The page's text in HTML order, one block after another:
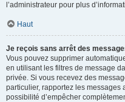
l’administrateur pour plus
Haut
Je reçois sans arrêt des
Vous pouvez supprimer
en utilisant les filtres de message
privée. Si vous recevez des
particulier, rapportez les messages
possibilité d’empêcher